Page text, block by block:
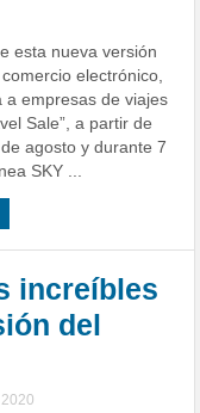
esta nueva versión
electrónico,
a empresas de viajes
Sale”, a partir de
agosto y durante 7
SKY ...
increíbles
del